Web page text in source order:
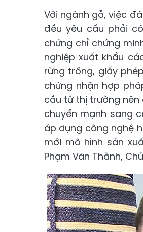
Với ngành gỗ, việc
đều yêu cầu phải
chứng chỉ chứng
nghiệp xuất khẩu
rừng trồng, giấy
chứng nhận hợp
cầu từ thị trường nên
chuyển mạnh sang
áp dụng công nghệ
mới mô hình sản
Phạm Văn Thành,